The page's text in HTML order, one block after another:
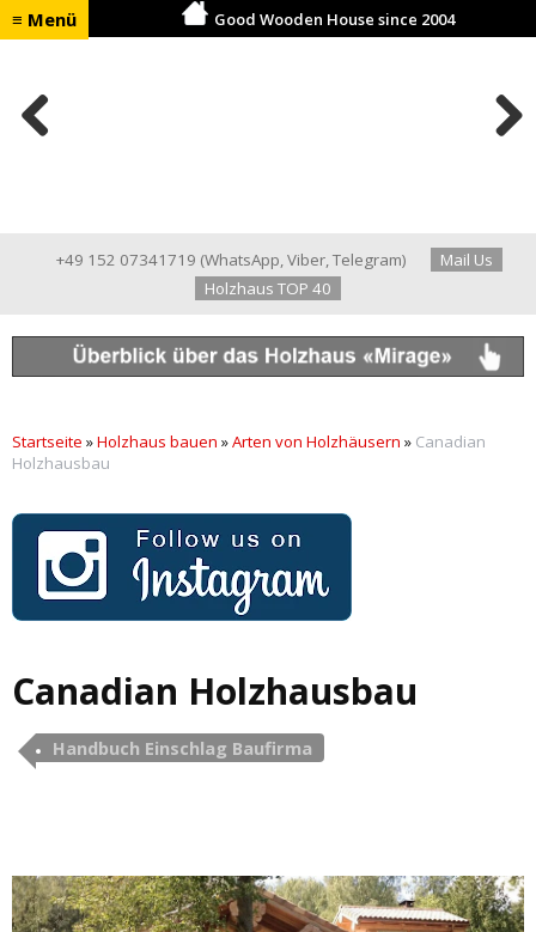
≡ Menü Good Wooden House since 2004
+49 152 07341719 (WhatsApp,Viber,Telegram)
Mail Us
Holzhaus TOP 40
Startseite »Holzhaus bauen »Arten von Holzhäusern » Canadian
Holzhausbau
Canadian Holzhausbau
Handbuch Einschlag Baufirma